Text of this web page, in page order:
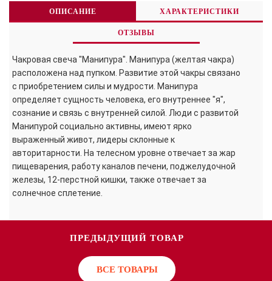
ОПИСАНИЕ ХАРАКТЕРИСТИКИ
ОТЗЫВЫ
Чакровая свеча "Манипура". Манипура (желтая чакра)
расположена над пупком. Развитие этой чакры связано
с приобретением силы и мудрости. Манипура
определяет сущность человека, его внутреннее "я",
сознание и связь с внутренней силой. Люди с развитой
Манипурой социально активны, имеют ярко
выраженный живот, лидеры склонные к
авторитарности. На телесном уровне отвечает за жар
пищеварения, работу каналов печени, поджелудочной
железы, 12-перстной кишки, также отвечает за
солнечное сплетение.
ПРЕДЫДУЩИЙ ТОВАР
ВСЕ ТОВАРЫ